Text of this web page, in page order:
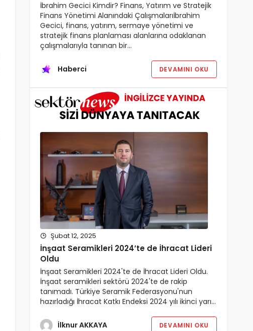
İbrahim Gecici Kimdir? Finans, Yatırım ve Stratejik
Finans Yönetimi Alanındaki Çalışmalarıİbrahim
Gecici, finans, yatırım, sermaye yönetimi ve
stratejik finans planlaması alanlarına odaklanan
çalışmalarıyla tanınan bir…
Haberci DEVAMINI OKU
Şubat 12, 2025
İnşaat Seramikleri 2024’te de İhracat Lideri
Oldu
İnşaat Seramikleri 2024'te de İhracat Lideri Oldu.
İnşaat seramikleri sektörü 2024'te de rakip
tanımadı. Türkiye Seramik Federasyonu'nun
hazırladığı İhracat Katkı Endeksi 2024 yılı ikinci yarı…
İlknur AKKAYA DEVAMINI OKU